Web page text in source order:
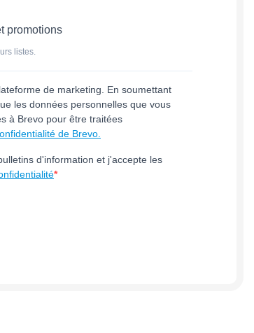
promotions
listes.
de marketing. En soumettant
les données personnelles que vous
à Brevo pour être traitées
de Brevo.
d'information et j'accepte les